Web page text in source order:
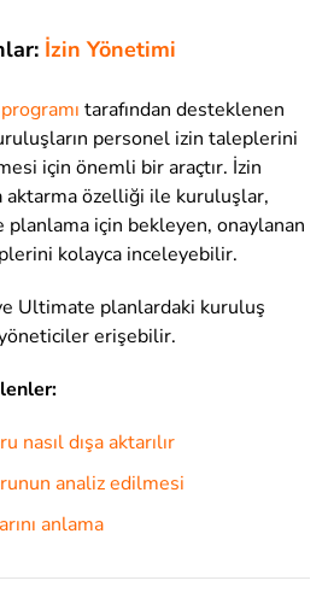
İzin Yönetimi
tarafından desteklenen
personel izin taleplerini
için önemli bir araçtır. İzin
aktarma özelliği ile kuruluşlar,
planlama için bekleyen, onaylanan
kolayca inceleyebilir.
Ultimate planlardaki kuruluş
erişebilir.
nasıl dışa aktarılır
analiz edilmesi
anlama